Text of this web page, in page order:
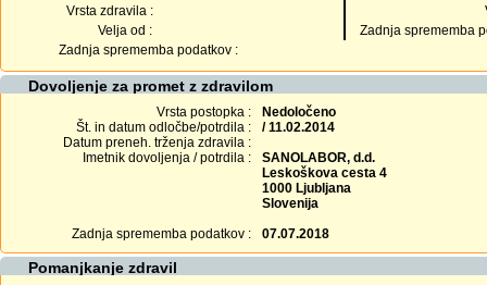
Vrsta zdravila :
Velja od :
Zadnja sprememba
Zadnja sprememba podatkov :
Dovoljenje za promet z zdravilom
Vrsta postopka :
Nedoločeno
Št. in datum odločbe/potrdila :
/ 11.02.2014
Datum preneh. trženja zdravila :
Imetnik dovoljenja / potrdila :
SANOLABOR, d.d.
Leskoškova cesta 4
1000 Ljubljana
Slovenija
Zadnja sprememba podatkov :
07.07.2018
Pomanjkanje zdravil